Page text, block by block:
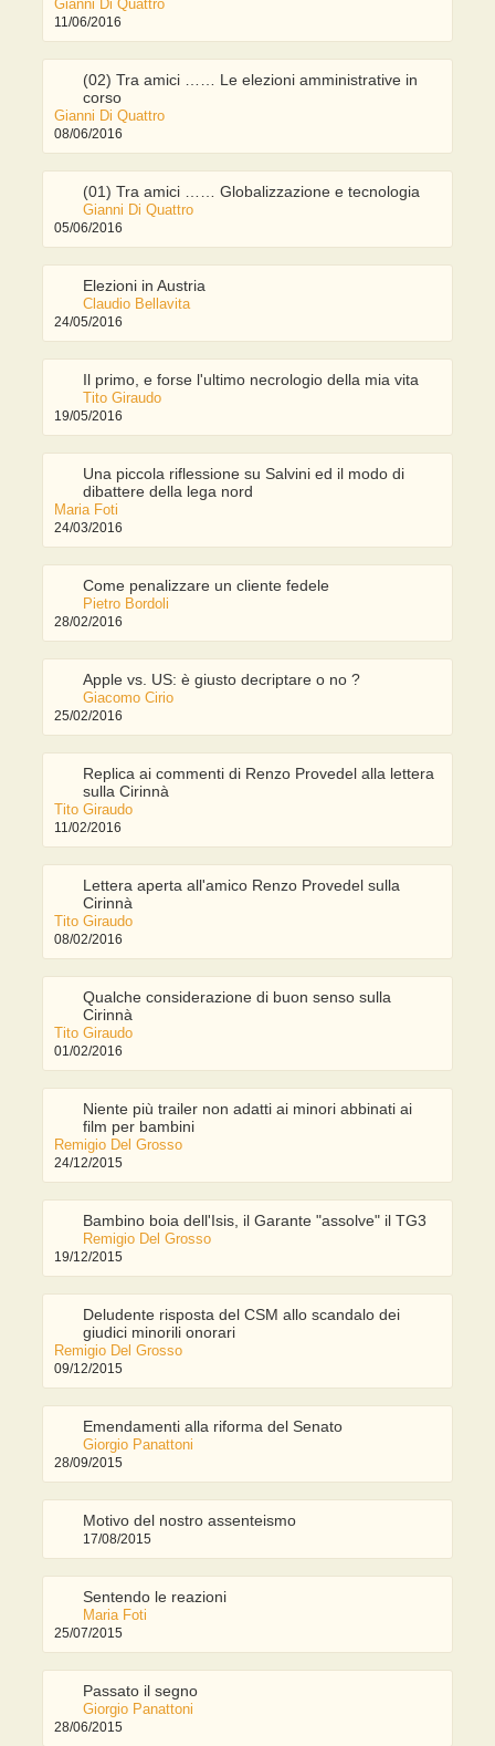
Gianni Di Quattro
11/06/2016
(02) Tra amici …… Le elezioni amministrative in
corso
Gianni Di Quattro
08/06/2016
(01) Tra amici …… Globalizzazione e tecnologia
Gianni Di Quattro
05/06/2016
Elezioni in Austria
Claudio Bellavita
24/05/2016
Il primo, e forse l'ultimo necrologio della mia vita
Tito Giraudo
19/05/2016
Una piccola riflessione su Salvini ed il modo di
dibattere della lega nord
Maria Foti
24/03/2016
Come penalizzare un cliente fedele
Pietro Bordoli
28/02/2016
Apple vs. US: è giusto decriptare o no ?
Giacomo Cirio
25/02/2016
Replica ai commenti di Renzo Provedel alla lettera
sulla Cirinnà
Tito Giraudo
11/02/2016
Lettera aperta all'amico Renzo Provedel sulla
Cirinnà
Tito Giraudo
08/02/2016
Qualche considerazione di buon senso sulla
Cirinnà
Tito Giraudo
01/02/2016
Niente più trailer non adatti ai minori abbinati ai
film per bambini
Remigio Del Grosso
24/12/2015
Bambino boia dell'Isis, il Garante "assolve" il TG3
Remigio Del Grosso
19/12/2015
Deludente risposta del CSM allo scandalo dei
giudici minorili onorari
Remigio Del Grosso
09/12/2015
Emendamenti alla riforma del Senato
Giorgio Panattoni
28/09/2015
Motivo del nostro assenteismo
17/08/2015
Sentendo le reazioni
Maria Foti
25/07/2015
Passato il segno
Giorgio Panattoni
28/06/2015